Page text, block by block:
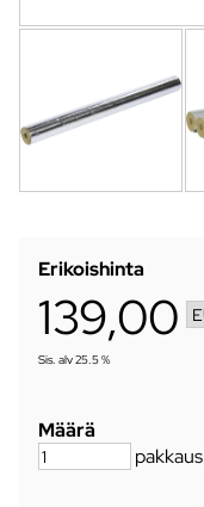
Erikoishinta
139,00
Sis. alv 25.5 %
Määrä
pakkaus